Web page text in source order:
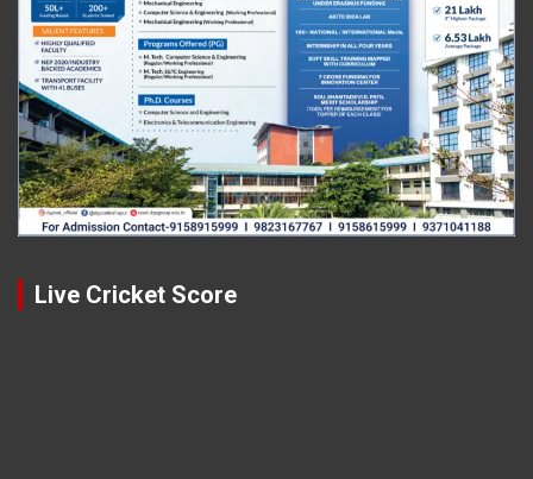
Live Cricket Score